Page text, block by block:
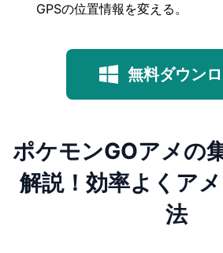
GPSの位置情報を変える。
無料ダウン
ポケモンGOアメの
解説！効率よくア
法